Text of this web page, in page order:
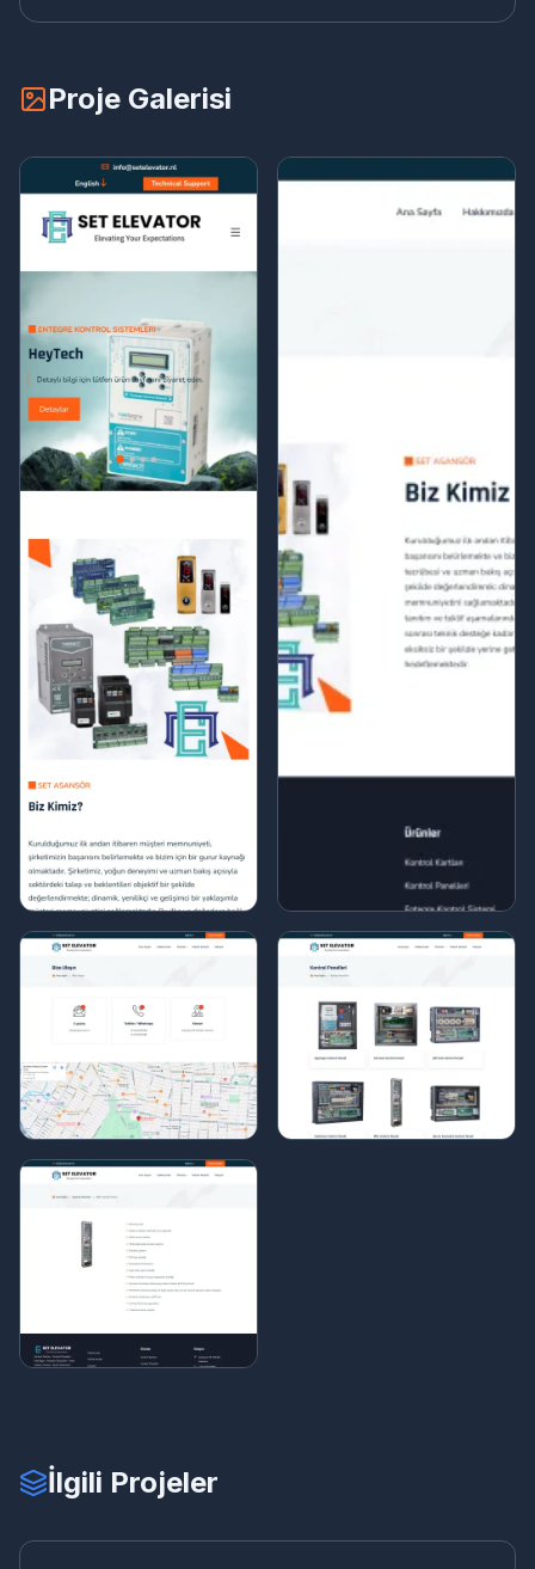
Proje Galerisi
İlgili Projeler
ER